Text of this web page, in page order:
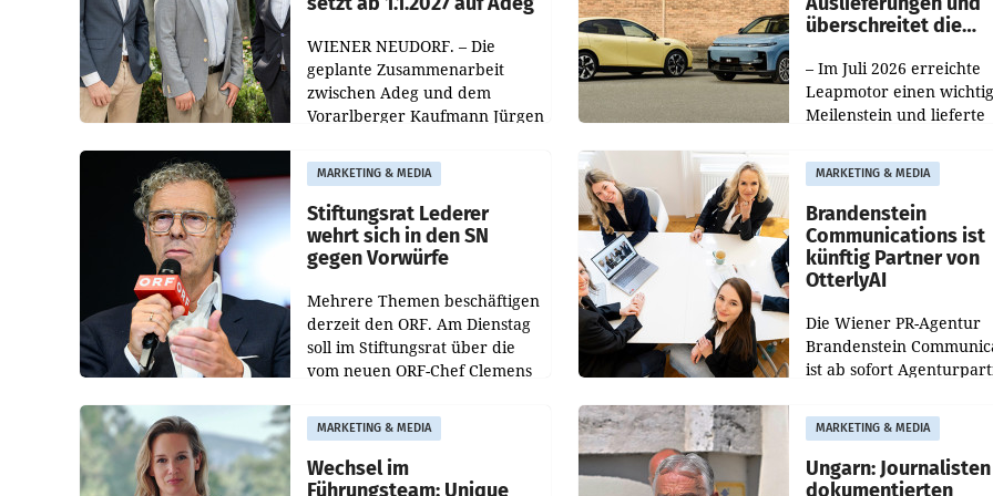
WIENER NEUDORF. – Die
geplante Zusammenarbeit
zwischen Adeg und dem
Vorarlberger Kaufmann Jürgen
freigegeben: Die
Bundeswettbewerbsbehörde
und der Bundeskartellanwalt
überschreitet die
– Im Juli 2026 erreichte
Leapmotor einen
Meilenstein und lieferte
aus, womit sich das
gegenüber Juli 2025
verdoppelte (+102
MARKETING & MEDIA
Stiftungsrat Lederer
wehrt sich in den SN
gegen Vorwürfe
Mehrere Themen beschäftigen
derzeit den ORF. Am Dienstag
soll im Stiftungsrat über die
vom neuen ORF-Chef Clemens
Besetzungen für die
Direktionen abgestimmt
werden.
MARKETING & MEDIA
Brandenstein
Communications ist
künftig Partner von
OtterlyAI
Die Wiener PR-Agentur
Brandenstein
ist ab sofort
Optimierungsplattform
OtterlyAI. Damit baut die
Agentur ihr
MARKETING & MEDIA
Wechsel im
Führungsteam: Unique
MARKETING & MEDIA
Ungarn: Journalisten
dokumentierten